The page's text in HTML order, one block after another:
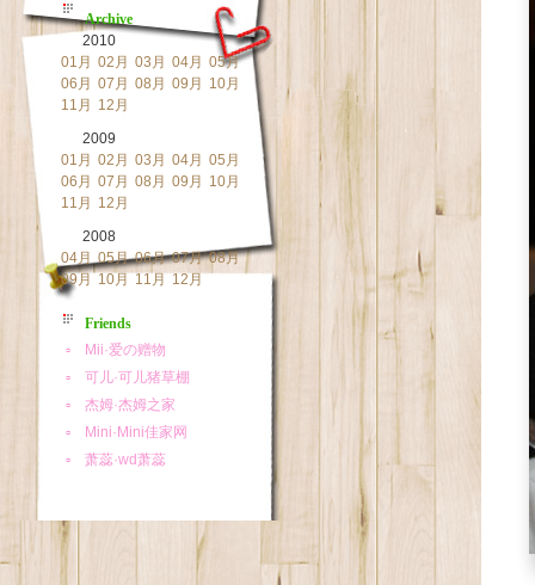
Archive
2010
01月 02月 03月 04月 05月
06月 07月 08月 09月
10月
11月
12月
2009
01月 02月 03月 04月 05月
06月 07月 08月 09月
10月
11月
12月
2008
04月 05月 06月 07月 08月
09月
10月 11月 12月
Friends